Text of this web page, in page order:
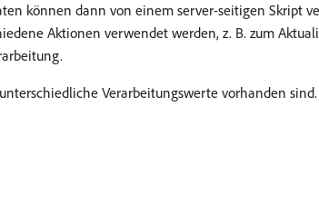
können dann von einem server-seitigen Skript
Aktionen verwendet werden, z. B. zum
Verarbeitungswerte vorhanden